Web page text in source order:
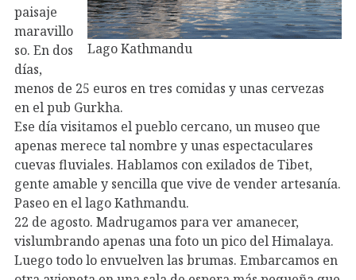
Lago Kathmandu
paisaje
maravillo
so. En dos
días,
menos de 25 euros en tres comidas y unas cervezas
en el pub Gurkha.
Ese día visitamos el pueblo cercano, un museo que
apenas merece tal nombre y unas espectaculares
cuevas fluviales. Hablamos con exilados de Tibet,
gente amable y sencilla que vive de vender artesanía.
Paseo en el lago Kathmandu.
22 de agosto. Madrugamos para ver amanecer,
vislumbrando apenas una foto un pico del Himalaya.
Luego todo lo envuelven las brumas. Embarcamos en